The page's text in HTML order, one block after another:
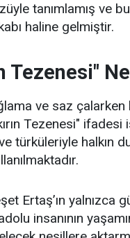
tanımlamış ve
haline gelmiştir.
Tezenesi"
ve saz çalarken
Tezenesi" ifadesi
türküleriyle halkın
Ertaş’ın yalnızca
insanının